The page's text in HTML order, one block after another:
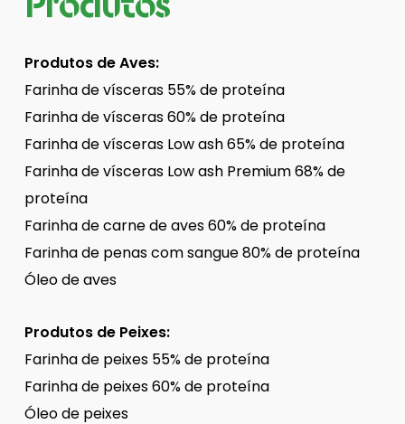
Produtos de Aves:
Farinha de vísceras 55% de proteína
Farinha de vísceras 60% de proteína
Farinha de vísceras Low ash 65% de proteína
Farinha de vísceras Low ash Premium 68% de
proteína
Farinha de carne de aves 60% de proteína
Farinha de penas com sangue 80% de proteína
Óleo de aves
Produtos de Peixes:
Farinha de peixes 55% de proteína
Farinha de peixes 60% de proteína
Óleo de peixes